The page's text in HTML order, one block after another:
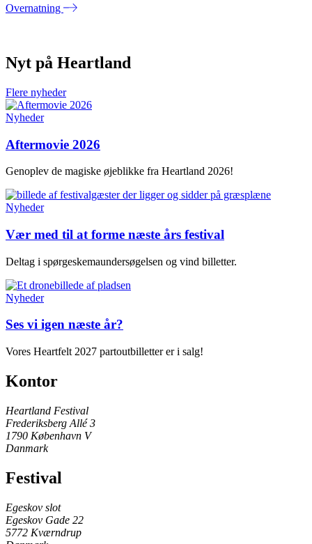
Overnatning
Nyt på Heartland
Flere nyheder
Nyheder
Aftermovie 2026
Genoplev de magiske øjeblikke fra Heartland 2026!
Nyheder
Vær med til at forme næste års festival
Deltag i spørgeskemaundersøgelsen og vind billetter.
Nyheder
Ses vi igen næste år?
Vores Heartfelt 2027 partoutbilletter er i salg!
Kontor
Heartland Festival
Frederiksberg Allé 3
1790 København V
Danmark
Festival
Egeskov slot
Egeskov Gade 22
5772 Kværndrup